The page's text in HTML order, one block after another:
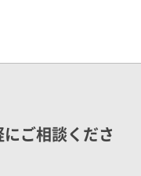
ご相談くださ